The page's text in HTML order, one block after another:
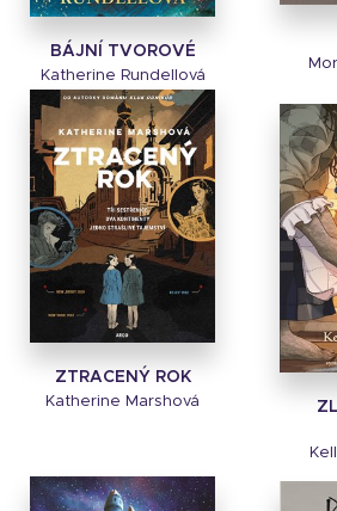
BÁJNÍ TVOROVÉ
Katherine Rundellová
ZTRACENÝ ROK
Katherine Marshová